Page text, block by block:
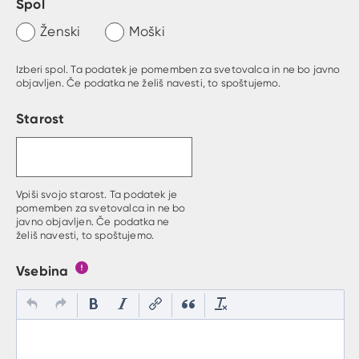
Spol
Ženski Moški
Izberi spol. Ta podatek je pomemben za svetovalca in ne bo javno
objavljen. Če podatka ne želiš navesti, to spoštujemo.
Starost
Vpiši svojo starost. Ta podatek je
pomemben za svetovalca in ne bo
javno objavljen. Če podatka ne
želiš navesti, to spoštujemo.
Vsebina